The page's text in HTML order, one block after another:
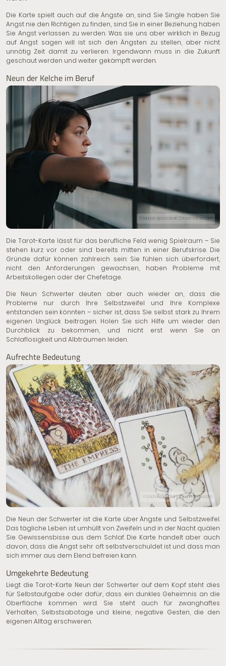
Die Karte spielt auch auf die Ängste an, sind Sie Single haben Sie
Angst nie den Richtigen zu finden, sind Sie in einer Beziehung haben
Sie Angst verlassen zu werden. Was sie uns aber wirklich in Bezug
auf Angst sagen will ist sich den Ängsten zu stellen, aber nicht
unnötig Zeit damit zu verlieren. Irgendwann muss in die Zukunft
geschaut werden und weiter gekämpft werden.
Neun der Kelche im Beruf
© Marjan Apostolovic | Dreamstime.com
Die Tarot-Karte lässt für das berufliche Feld wenig Spielraum – Sie
stehen kurz vor oder sind bereits mitten in einer Berufskrise. Die
Gründe dafür können zahlreich sein: Sie fühlen sich überfordert,
nicht den Anforderungen gewachsen, haben Probleme mit
Arbeitskollegen oder der Chefetage.
Die Neun Schwerter deuten aber auch wieder an, dass die
Probleme nur durch Ihre Selbstzweifel und Ihre Komplexe
entstanden sein könnten – sicher ist, dass Sie selbst stark zu Ihrem
eigenen Unglück beitragen. Holen Sie sich Hilfe um wieder den
Durchblick zu bekommen, und nicht erst wenn Sie an
Schlaflosigkeit und Albträumen leiden.
Aufrechte Bedeutung
© Enchanted _fairy | Dreamstime.com
Die Neun der Schwerter ist die Karte über Ängste und Selbstzweifel.
Das tägliche Leben ist umhüllt von Zweifeln und in der Nacht quälen
Sie Gewissensbisse aus dem Schlaf. Die Karte handelt aber auch
davon, dass die Angst sehr oft selbstverschuldet ist und dass man
sich immer aus dem Elend befreien kann.
Umgekehrte Bedeutung
Liegt die Tarot-Karte Neun der Schwerter auf dem Kopf steht dies
für Selbstaufgabe oder dafür, dass ein dunkles Geheimnis an die
Oberfläche kommen wird. Sie steht auch für zwanghaftes
Verhalten, Selbstsabotage und kleine, negative Gesten, die den
eigenen Alltag erschweren.